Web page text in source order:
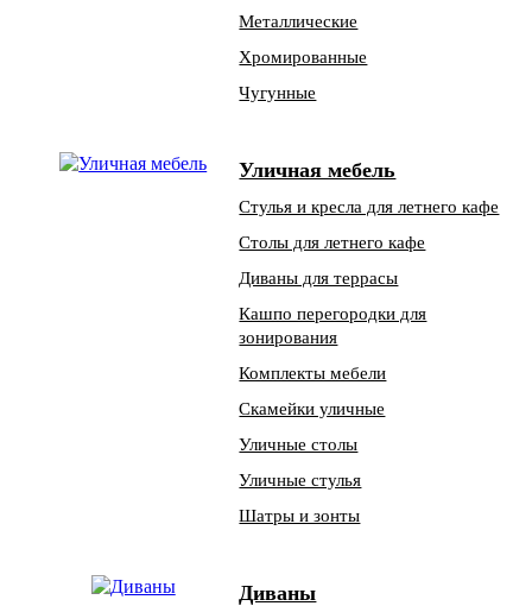
Металлические
Хромированные
Чугунные
Уличная мебель
Стулья и кресла для летнего кафе
Столы для летнего кафе
Диваны для террасы
Кашпо перегородки для
зонирования
Комплекты мебели
Скамейки уличные
Уличные столы
Уличные стулья
Шатры и зонты
Диваны